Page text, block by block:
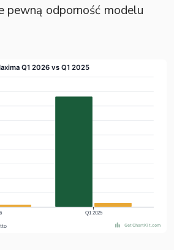
pewną odporność modelu